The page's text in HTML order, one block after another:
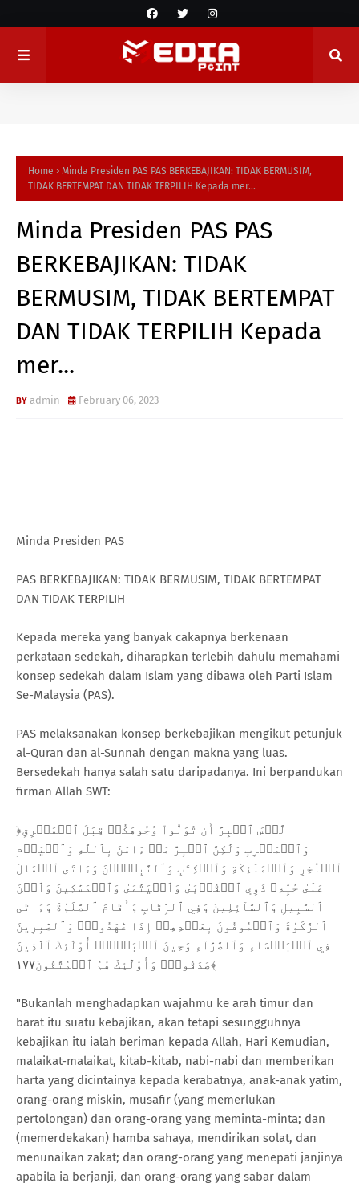
Home
Minda Presiden PAS PAS BERKEBAJIKAN: TIDAK BERMUSIM,
TIDAK BERTEMPAT DAN TIDAK TERPILIH Kepada mer...
Minda Presiden PAS PAS
BERKEBAJIKAN: TIDAK
BERMUSIM, TIDAK BERTEMPAT
DAN TIDAK TERPILIH Kepada
mer...
admin February 06, 2023
Minda Presiden PAS
PAS BERKEBAJIKAN: TIDAK BERMUSIM, TIDAK BERTEMPAT
DAN TIDAK TERPILIH
Kepada mereka yang banyak cakapnya berkenaan
perkataan sedekah, diharapkan terlebih dahulu memahami
konsep sedekah dalam Islam yang dibawa oleh Parti Islam
Se-Malaysia (PAS).
PAS melaksanakan konsep berkebajikan mengikut petunjuk
al-Quran dan al-Sunnah dengan makna yang luas.
Bersedekah hanya salah satu daripadanya. Ini berpandukan
firman Allah SWT:
﴿لَّيۡسَ ٱلۡبِرَّ أَن تُوَلُّواْ وُجُوهَكُمۡ قِبَلَ ٱلۡمَشۡرِقِ
وَٱلۡمَغۡرِبِ وَلَٰكِنَّ ٱلۡبِرَّ مَنۡ ءَامَنَ بِٱللَّهِ وَٱلۡيَوۡمِ
ٱلۡأٓخِرِ وَٱلۡمَلَٰٓئِكَةِ وَٱلۡكِتَٰبِ وَٱلنَّبِيِّ‍ۧنَ وَءَاتَى ٱلۡمَالَ
عَلَىٰ حُبِّهِۦ ذَوِي ٱلۡقُرۡبَىٰ وَٱلۡيَتَٰمَىٰ وَٱلۡمَسَٰكِينَ وَٱبۡنَ
ٱلسَّبِيلِ وَٱلسَّآئِلِينَ وَفِي ٱلرِّقَابِ وَأَقَامَ ٱلصَّلَوٰةَ وَءَاتَى
ٱلزَّكَوٰةَ وَٱلۡمُوفُونَ بِعَهۡدِهِمۡ إِذَا عَٰهَدُواْۖ وَٱلصَّٰبِرِينَ
فِي ٱلۡبَأۡسَآءِ وَٱلضَّرَّآءِ وَحِينَ ٱلۡبَأۡسِۗ أُوْلَٰٓئِكَ ٱلَّذِينَ
صَدَقُواْۖ وَأُوْلَٰٓئِكَ هُمُ ٱلۡمُتَّقُونَ١٧٧﴾
"Bukanlah menghadapkan wajahmu ke arah timur dan
barat itu suatu kebajikan, akan tetapi sesungguhnya
kebajikan itu ialah beriman kepada Allah, Hari Kemudian,
malaikat-malaikat, kitab-kitab, nabi-nabi dan memberikan
harta yang dicintainya kepada kerabatnya, anak-anak yatim,
orang-orang miskin, musafir (yang memerlukan
pertolongan) dan orang-orang yang meminta-minta; dan
(memerdekakan) hamba sahaya, mendirikan solat, dan
menunaikan zakat; dan orang-orang yang menepati janjinya
apabila ia berjanji, dan orang-orang yang sabar dalam